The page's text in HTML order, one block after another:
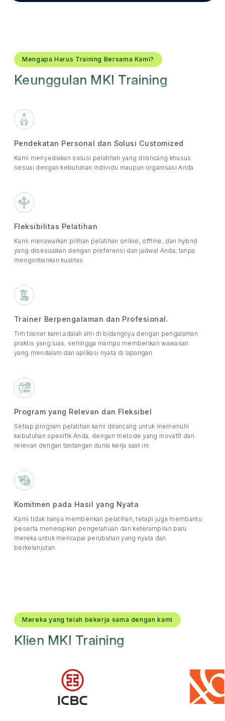
Mengapa Harus Training Bersama Kami?
Keunggulan MKI Training
Pendekatan Personal dan Solusi Customized
Kami menyediakan solusi pelatihan yang dirancang khusus
sesuai dengan kebutuhan individu maupun organisasi Anda.
Fleksibilitas Pelatihan
Kami menawarkan pilihan pelatihan online, offline, dan hybrid
yang disesuaikan dengan preferensi dan jadwal Anda, tanpa
mengorbankan kualitas.
Trainer Berpengalaman dan Profesional.
Tim trainer kami adalah ahli di bidangnya dengan pengalaman
praktis yang luas, sehingga mampu memberikan wawasan
yang mendalam dan aplikasi nyata di lapangan.
Program yang Relevan dan Fleksibel
Setiap program pelatihan kami dirancang untuk memenuhi
kebutuhan spesifik Anda, dengan metode yang inovatif dan
relevan dengan tantangan dunia kerja saat ini.
Komitmen pada Hasil yang Nyata
Kami tidak hanya memberikan pelatihan, tetapi juga membantu
peserta menerapkan pengetahuan dan keterampilan baru
mereka untuk mencapai perubahan yang nyata dan
berkelanjutan.
Mereka yang telah bekerja sama dengan kami
Klien MKI Training